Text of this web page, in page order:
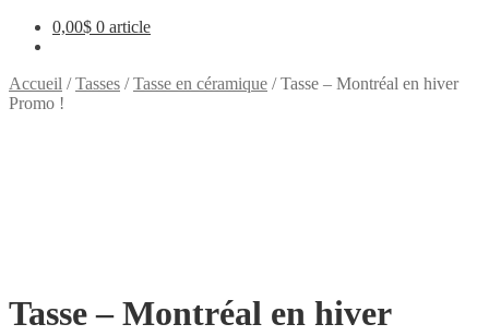
0,00$ 0 article
Accueil /Tasses /Tasse en céramique /Tasse – Montréal en hiver
Promo !
Tasse – Montréal en hiver